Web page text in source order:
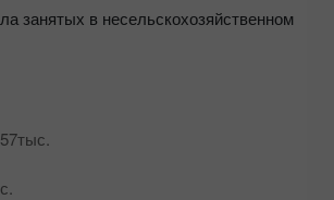
занятых в несельскохозяйственном
57тыс.